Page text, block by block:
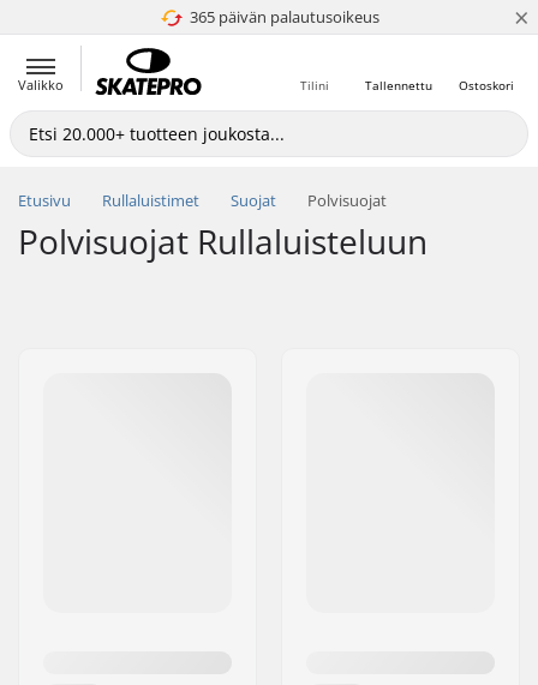
365 päivän palautusoikeus
4.8 / 5 ×
Valikko Ostoskori
Tallennettu
Tilini
Etusivu Rullaluistimet Suojat Polvisuojat
Polvisuojat Rullaluisteluun